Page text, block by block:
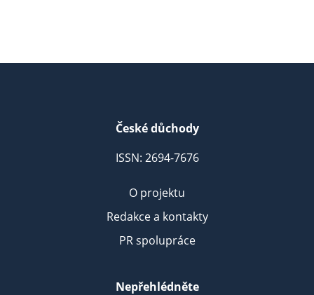
České důchody
ISSN: 2694-7676
O projektu
Redakce a kontakty
PR spolupráce
Nepřehlédněte